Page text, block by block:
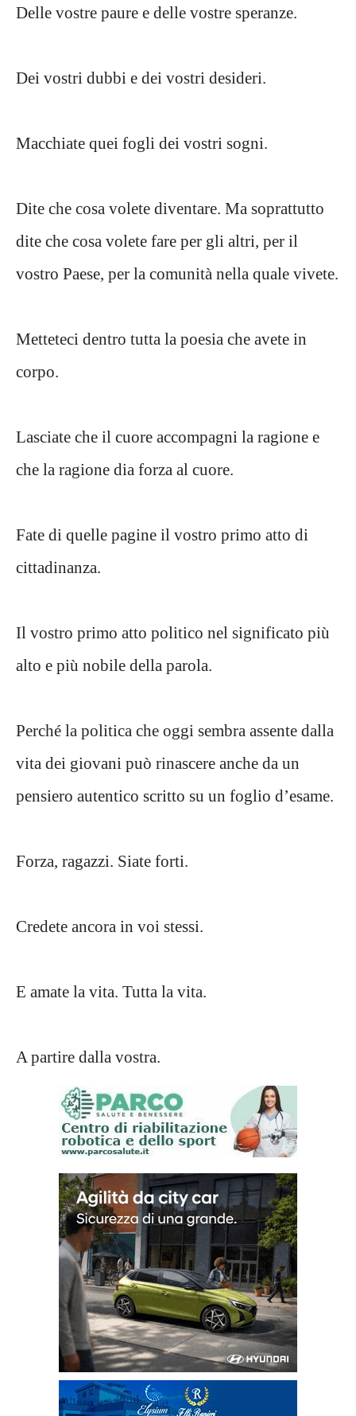
Delle vostre paure e delle vostre speranze.
Dei vostri dubbi e dei vostri desideri.
Macchiate quei fogli dei vostri sogni.
Dite che cosa volete diventare. Ma soprattutto
dite che cosa volete fare per gli altri, per il
vostro Paese, per la comunità nella quale vivete.
Metteteci dentro tutta la poesia che avete in
corpo.
Lasciate che il cuore accompagni la ragione e
che la ragione dia forza al cuore.
Fate di quelle pagine il vostro primo atto di
cittadinanza.
Il vostro primo atto politico nel significato più
alto e più nobile della parola.
Perché la politica che oggi sembra assente dalla
vita dei giovani può rinascere anche da un
pensiero autentico scritto su un foglio d’esame.
Forza, ragazzi. Siate forti.
Credete ancora in voi stessi.
E amate la vita. Tutta la vita.
A partire dalla vostra.